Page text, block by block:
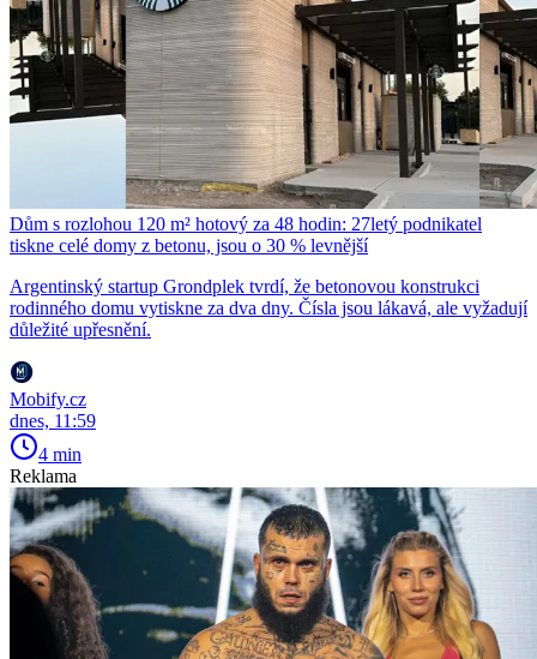
Dům s rozlohou 120 m² hotový za 48 hodin: 27letý podnikatel
tiskne celé domy z betonu, jsou o 30 % levnější
Argentinský startup Grondplek tvrdí, že betonovou konstrukci
rodinného domu vytiskne za dva dny. Čísla jsou lákavá, ale vyžadují
důležité upřesnění.
Mobify.cz
dnes, 11:59
4 min
Reklama